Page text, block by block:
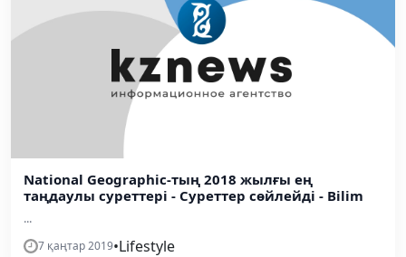
National Geographic-тың 2018 жылғы ең
таңдаулы суреттері - Суреттер сөйлейді - Bilim
...
7 қаңтар 2019•Lifestyle